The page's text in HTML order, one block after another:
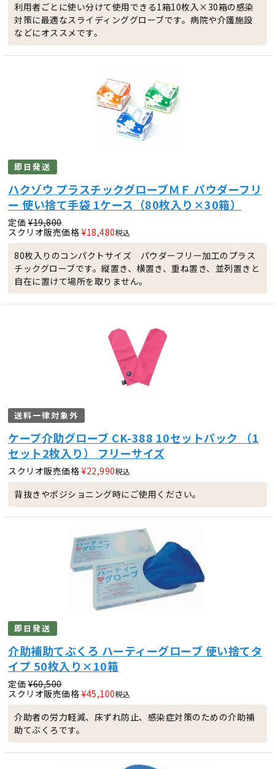
利用者ごとに使い分けて使用できる1箱10枚入×30箱の感染
対策に最適なスライディンググローブです。病院や介護施設
などにオススメです。
即日発送
ハクゾウ プラスチックグローブＭＦ パウダーフリ
ー 使い捨て手袋 1ケース（80枚入り×30箱）
定価 ¥19,800
スクリオ販売価格 ¥18,480税込
80枚入りのコンパクトサイズ パウダーフリー加工のプラス
チックグローブです。縦置き、横置き、重ね置き、並列置きと
自在に置けて場所を取りません。
送料一律対象外
ケープ介助グローブ CK-388 10セットパック （1
セット2枚入り） フリーサイズ
スクリオ販売価格 ¥22,990税込
背抜きやポジショニング時にご使用ください。
即日発送
介助補助てぶくろ ハーティーグローブ 使い捨てタ
イプ 50枚入り×10箱
定価 ¥60,500
スクリオ販売価格 ¥45,100税込
介助者の労力軽減、床ずれ防止、感染症対策のための介助補
助てぶくろです。